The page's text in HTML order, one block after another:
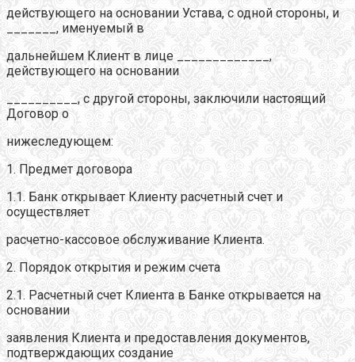
действующего на основании Устава, с одной стороны, и
_______, именуемый в
дальнейшем Клиент в лице _____________,
действующего на основании
__________, с другой стороны, заключили настоящий
Договор о
нижеследующем:
1. Предмет договора
1.1. Банк открывает Клиенту расчетный счет и
осуществляет
расчетно-кассовое обслуживание Клиента.
2. Порядок открытия и режим счета
2.1. Расчетный счет Клиента в Банке открывается на
основании
заявления Клиента и предоставления документов,
подтверждающих создание